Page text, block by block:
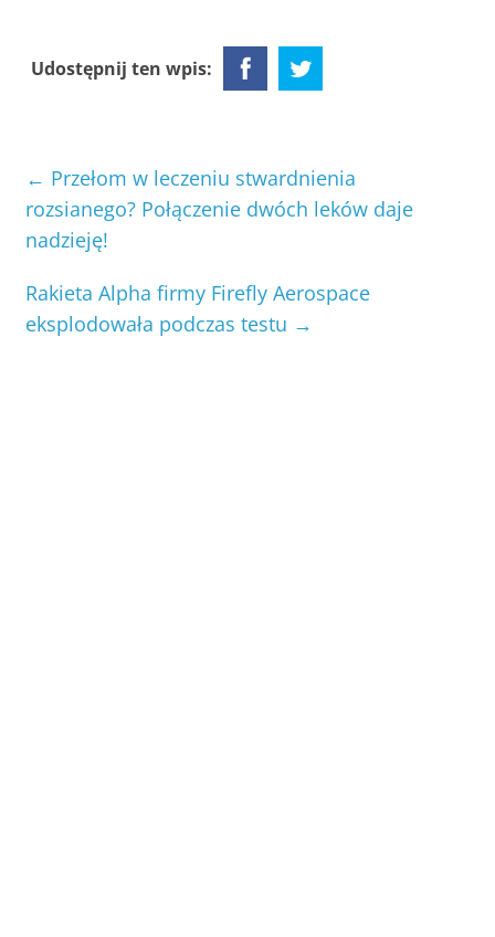
Udostępnij ten wpis:
← Przełom w leczeniu stwardnienia
rozsianego? Połączenie dwóch leków daje
nadzieję!
Rakieta Alpha firmy Firefly Aerospace
eksplodowała podczas testu →